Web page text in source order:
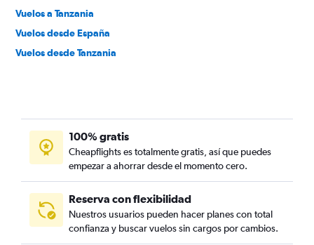
Vuelos a Tanzania
Vuelos desde España
Vuelos desde Tanzania
100% gratis
Cheapflights es totalmente gratis, así que puedes
empezar a ahorrar desde el momento cero.
Reserva con flexibilidad
Nuestros usuarios pueden hacer planes con total
confianza y buscar vuelos sin cargos por cambios.